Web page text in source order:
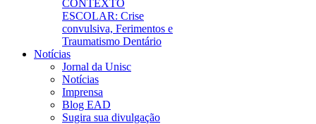
CONTEXTO
ESCOLAR: Crise
convulsiva, Ferimentos e
Traumatismo Dentário
Notícias
Jornal da Unisc
Notícias
Imprensa
Blog EAD
Sugira sua divulgação